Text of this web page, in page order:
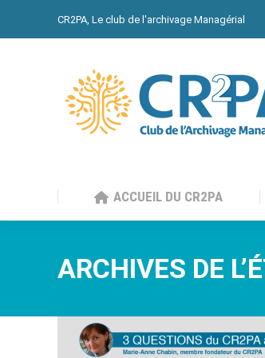
CR2PA, Le club de l'archivage Managérial
ACCUEIL DU CR2PA
ARCHIVES DE
ACCUEIL DU CR2PA